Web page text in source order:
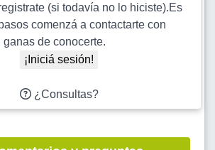
(si todavía no lo hiciste).Es
comenzá a contactarte con
de conocerte.
¡Iniciá sesión!
¿Consultas?